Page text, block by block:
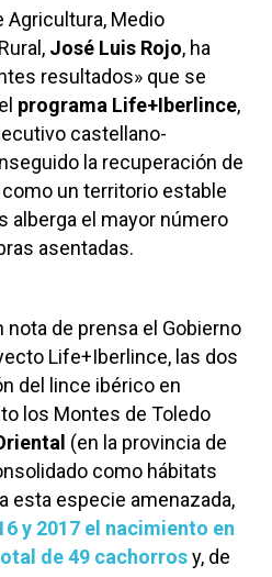
Agricultura, Medio
José Luis Rojo, ha
resultados» que se
programa Life+Iberlince,
castellano-
la recuperación de
como un territorio estable
alberga el mayor número
asentadas.
de prensa el Gobierno
Life+Iberlince, las dos
del lince ibérico en
los Montes de Toledo
(en la provincia de
como hábitats
esta especie amenazada,
y 2017 el nacimiento en
de 49 cachorrosy, de